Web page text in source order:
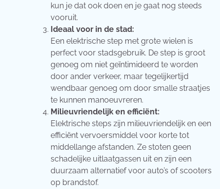
kun je dat ook doen en je gaat nog steeds
vooruit.
Ideaal voor in de stad:
Een elektrische step met grote wielen is
perfect voor stadsgebruik. De step is groot
genoeg om niet geïntimideerd te worden
door ander verkeer, maar tegelijkertijd
wendbaar genoeg om door smalle straatjes
te kunnen manoeuvreren.
Milieuvriendelijk en efficiënt:
Elektrische steps zijn milieuvriendelijk en een
efficiënt vervoersmiddel voor korte tot
middellange afstanden. Ze stoten geen
schadelijke uitlaatgassen uit en zijn een
duurzaam alternatief voor auto’s of scooters
op brandstof.